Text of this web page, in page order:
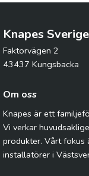
Knapes
Faktorvägen 2
43437 Kungsbacka
Om oss
Knapes är ett
Vi verkar
produkter. Vårt fokus
installatörer i